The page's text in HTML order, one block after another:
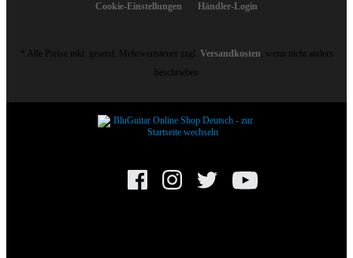
Cookie-Einstellungen Händler-Login
* Alle Preise inkl. gesetzl. Mehrwertsteuer zzgl. Versandkosten, wenn nicht anders
beschrieben